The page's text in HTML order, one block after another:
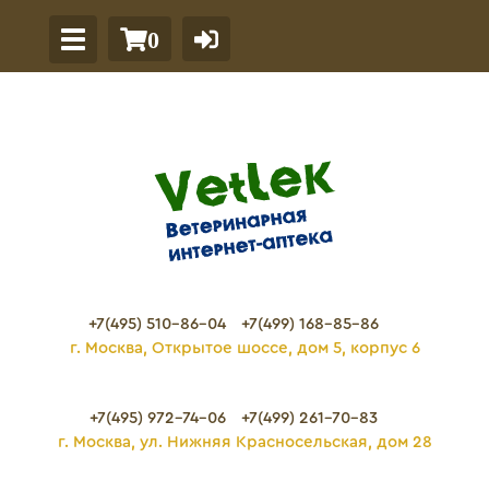
0
+7(495) 510-86-04
+7(499) 168-85-86
г. Москва, Открытое шоссе, дом 5, корпус 6
+7(495) 972-74-06
+7(499) 261-70-83
г. Москва, ул. Нижняя Красносельская, дом 28